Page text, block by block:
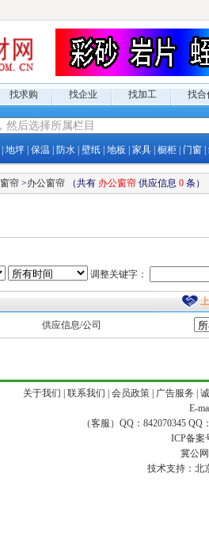
找求购 找企业 找加工 找合
地坪 保温 防水 壁纸 地板 家具 橱柜 门窗
窗帘 >办公窗帘 （共有 办公窗帘 供应信息 0 条）
调整关键字：
供应信息/公司
关于我们 联系我们 会员政策| 广告服务
E-
（客服）QQ：842070345 QQ
ICP备案
冀公
技术支持： 北